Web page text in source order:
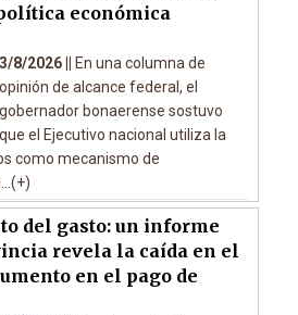
económica
3/8/2026 ||
En una columna de
opinión de alcance federal, el
gobernador bonaerense sostuvo
que el Ejecutivo nacional utiliza la
como mecanismo de
del gasto: un informe
revela la caída en el
en el pago de